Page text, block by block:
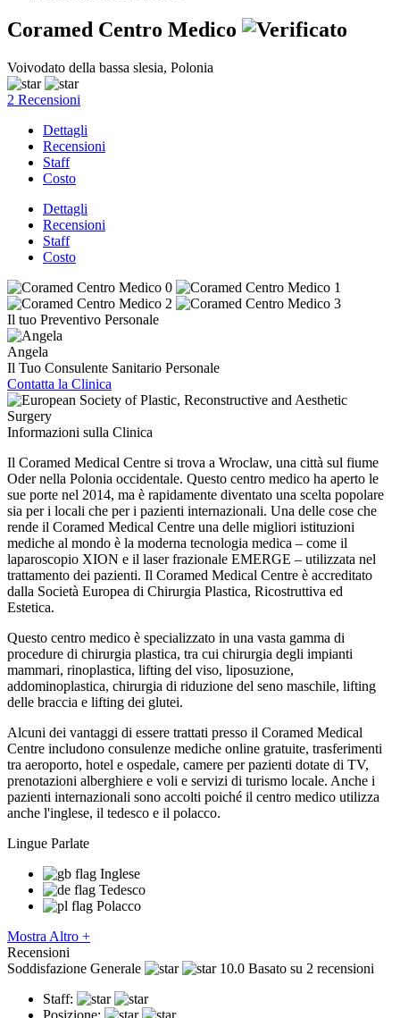
Coramed Centro Medico
Voivodato della bassa slesia, Polonia
2 Recensioni
Dettagli
Recensioni
Staff
Costo
Dettagli
Recensioni
Staff
Costo
Il tuo Preventivo Personale
Angela
Il Tuo Consulente Sanitario Personale
Contatta la Clinica
Informazioni sulla Clinica
Il Coramed Medical Centre si trova a Wroclaw, una città sul fiume
Oder nella Polonia occidentale. Questo centro medico ha aperto le
sue porte nel 2014, ma è rapidamente diventato una scelta popolare
sia per i locali che per i pazienti internazionali. Una delle cose che
rende il Coramed Medical Centre una delle migliori istituzioni
mediche al mondo è la moderna tecnologia medica – come il
laparoscopio XION e il laser frazionale EMERGE – utilizzata nel
trattamento dei pazienti. Il Coramed Medical Centre è accreditato
dalla Società Europea di Chirurgia Plastica, Ricostruttiva ed
Estetica.
Questo centro medico è specializzato in una vasta gamma di
procedure di chirurgia plastica, tra cui chirurgia degli impianti
mammari, rinoplastica, lifting del viso, liposuzione,
addominoplastica, chirurgia di riduzione del seno maschile, lifting
delle braccia e lifting dei glutei.
Alcuni dei vantaggi di essere trattati presso il Coramed Medical
Centre includono consulenze mediche online gratuite, trasferimenti
tra aeroporto, hotel e ospedale, camere per pazienti dotate di TV,
prenotazioni alberghiere e voli e servizi di turismo locale. Anche i
pazienti internazionali sono accolti poiché il centro medico utilizza
anche l'inglese, il tedesco e il polacco.
Lingue Parlate
Inglese
Tedesco
Polacco
Mostra Altro +
Recensioni
Soddisfazione Generale
10.0 Basato su 2 recensioni
Staff:
Posizione: